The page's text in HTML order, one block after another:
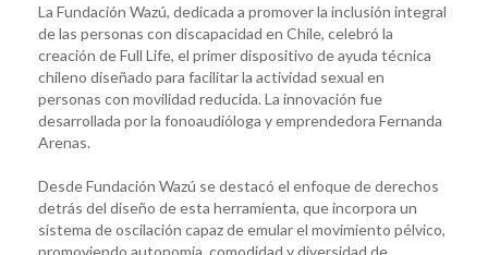
La Fundación Wazú, dedicada a promover la inclusión integral
de las personas con discapacidad en Chile, celebró la
creación de Full Life, el primer dispositivo de ayuda técnica
chileno diseñado para facilitar la actividad sexual en
personas con movilidad reducida. La innovación fue
desarrollada por la fonoaudióloga y emprendedora Fernanda
Arenas.
Desde Fundación Wazú se destacó el enfoque de derechos
detrás del diseño de esta herramienta, que incorpora un
sistema de oscilación capaz de emular el movimiento pélvico,
promoviendo autonomía, comodidad y diversidad de